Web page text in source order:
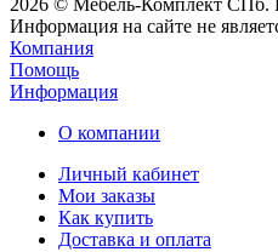
2026 © Мебель-Комплект СПб.
Информация на сайте не
Компания
Помощь
Информация
О компании
Личный кабинет
Мои заказы
Как купить
Доставка и оплата